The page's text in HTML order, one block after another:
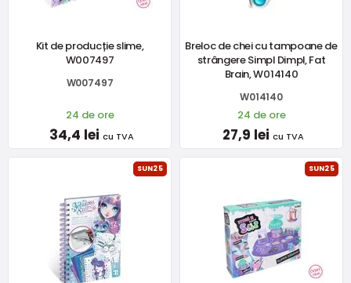
Kit de producție slime,
W007497
W007497
24 de ore
34,4 lei cu TVA
Breloc de chei cu tampoane de
strângere Simpl Dimpl, Fat
Brain, W014140
W014140
24 de ore
27,9 lei cu TVA
SUN25 SUN25